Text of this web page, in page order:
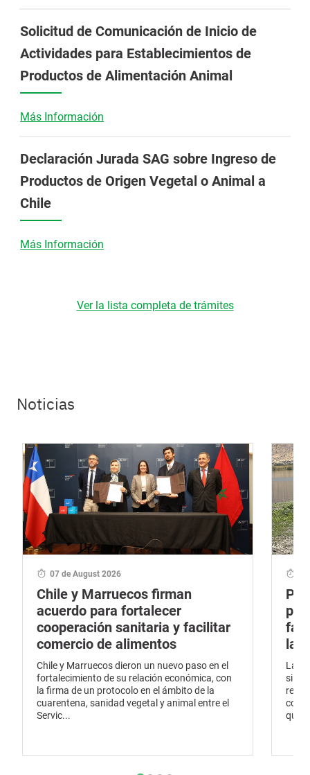
Solicitud de Comunicación de Inicio de
Actividades para Establecimientos de
Productos de Alimentación Animal
Más Información
Declaración Jurada SAG sobre Ingreso de
Productos de Origen Vegetal o Animal a
Chile
Más Información
Ver la lista completa de trámites
Noticias
07 de August 2026
Chile y Marruecos firman
acuerdo para fortalecer
cooperación sanitaria y facilitar
comercio de alimentos
Chile y Marruecos dieron un nuevo paso en el
fortalecimiento de su relación económica, con
la firma de un protocolo en el ámbito de la
cuarentena, sanidad vegetal y animal entre el
Servic...
la
La
que